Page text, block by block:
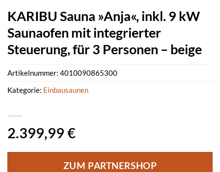
KARIBU Sauna »Anja«, inkl. 9 kW
Saunaofen mit integrierter
Steuerung, für 3 Personen – beige
2.399,99 €
ZUM PARTNERSHOP
Artikelnummer: 4010090865300
Kategorie: Einbausaunen